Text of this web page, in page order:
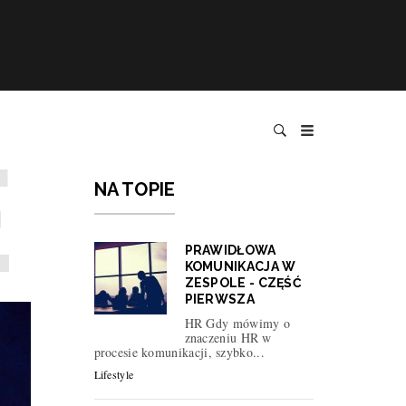
NA TOPIE
PRAWIDŁOWA
KOMUNIKACJA W
ZESPOLE - CZĘŚĆ
PIERWSZA
HR Gdy mówimy o
znaczeniu HR w
procesie komunikacji, szybko...
Lifestyle